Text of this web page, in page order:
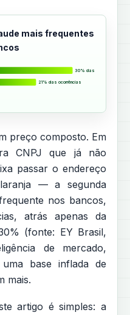
mais frequentes
30% das ocorrências
21% das ocorrências
preço composto. Em
CNPJ que já não
passar o endereço
— a segunda
nos bancos,
atrás apenas da
(fonte: EY Brasil,
de mercado,
base inflada de
mais.
artigo é simples: a